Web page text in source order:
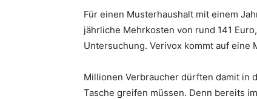
Für einen Musterhaushalt mit einem
jährliche Mehrkosten von rund 141
Untersuchung. Verivox kommt auf eine
Millionen Verbraucher dürften damit in
Tasche greifen müssen. Denn bereits